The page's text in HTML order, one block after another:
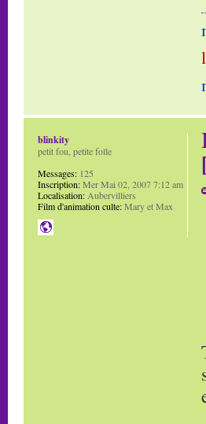
blinkity
petit fou, petite folle
Messages: 125
Inscription:Mer Mai 02, 2007 7:12 am
Localisation: Aubervilliers
Film d'animation culte:Mary et Max